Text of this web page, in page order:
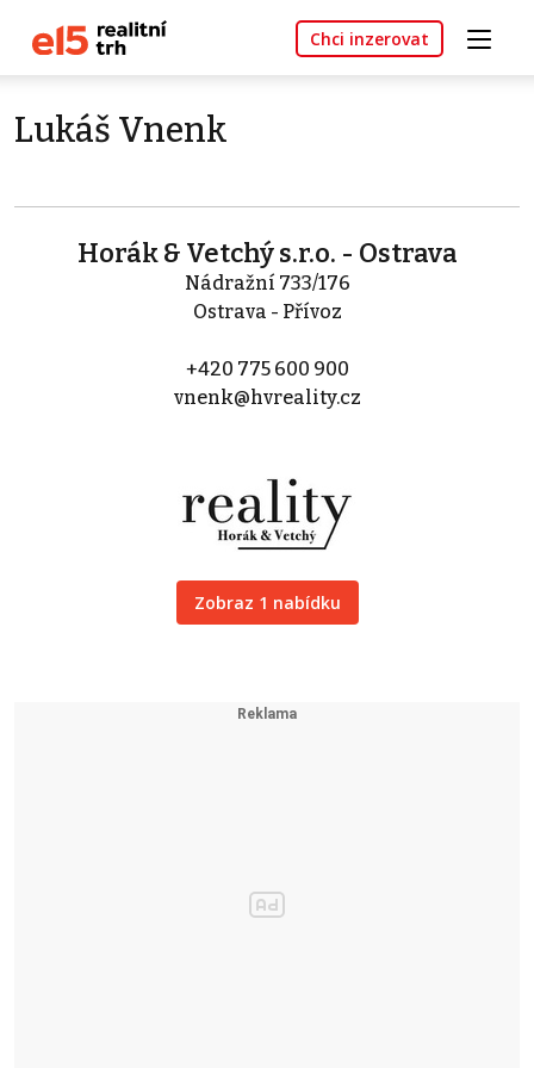
Chci inzerovat
Lukáš Vnenk
Horák & Vetchý s.r.o. - Ostrava
Nádražní 733/176
Ostrava - Přívoz
+420 775 600 900
vnenk@hvreality.cz
Zobraz 1 nabídku